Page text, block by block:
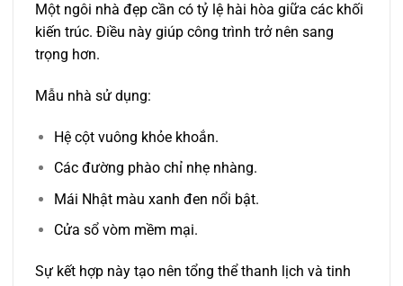
Một ngôi nhà đẹp cần có tỷ lệ hài hòa giữa các khối
kiến trúc. Điều này giúp công trình trở nên sang
trọng hơn.
Mẫu nhà sử dụng:
Hệ cột vuông khỏe khoắn.
Các đường phào chỉ nhẹ nhàng.
Mái Nhật màu xanh đen nổi bật.
Cửa sổ vòm mềm mại.
Sự kết hợp này tạo nên tổng thể thanh lịch và tinh